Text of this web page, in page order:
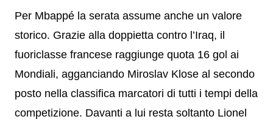
Per Mbappé la serata assume anche un valore
storico. Grazie alla doppietta contro l’Iraq, il
fuoriclasse francese raggiunge quota 16 gol ai
Mondiali, agganciando Miroslav Klose al secondo
posto nella classifica marcatori di tutti i tempi della
competizione. Davanti a lui resta soltanto Lionel